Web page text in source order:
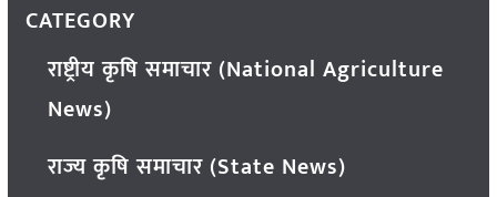
CATEGORY
राष्ट्रीय कृषि समाचार (National Agriculture
News)
राज्य कृषि समाचार (State News)